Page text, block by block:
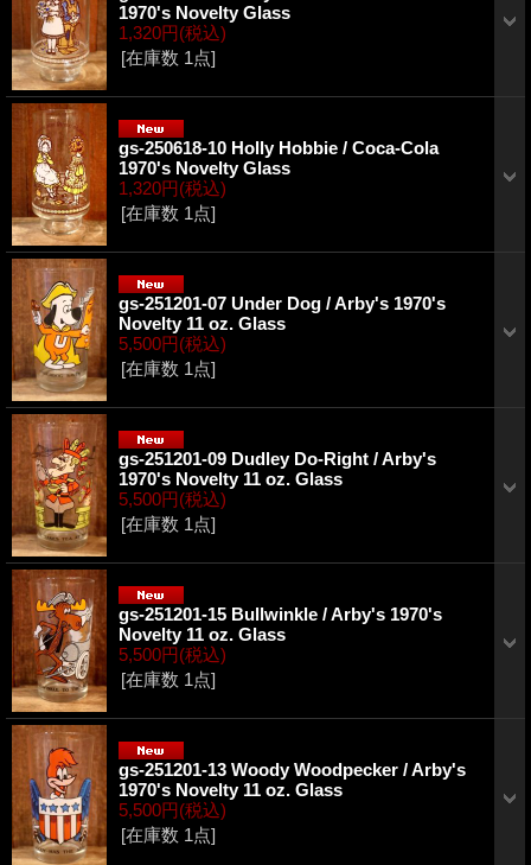
1970's Novelty Glass
1,320円(税込)
[在庫数 1点]
gs-250618-10 Holly Hobbie / Coca-Cola
1970's Novelty Glass
1,320円(税込)
[在庫数 1点]
gs-251201-07 Under Dog / Arby's 1970's
Novelty 11 oz. Glass
5,500円(税込)
[在庫数 1点]
gs-251201-09 Dudley Do-Right / Arby's
1970's Novelty 11 oz. Glass
5,500円(税込)
[在庫数 1点]
gs-251201-15 Bullwinkle / Arby's 1970's
Novelty 11 oz. Glass
5,500円(税込)
[在庫数 1点]
gs-251201-13 Woody Woodpecker / Arby's
1970's Novelty 11 oz. Glass
5,500円(税込)
[在庫数 1点]